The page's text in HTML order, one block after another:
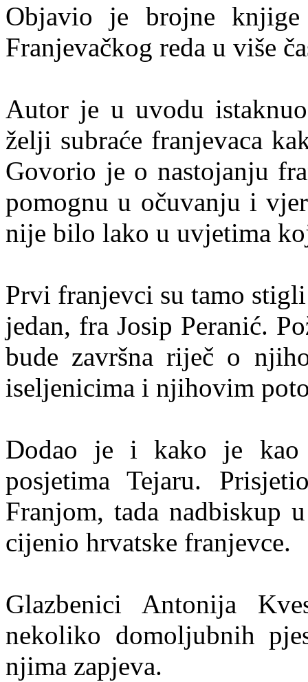
Objavio je brojne
Franjevačkog reda u više
Autor je u uvodu
želji subraće franjevaca
Govorio je o nastojanju
pomognu u očuvanju i
nije bilo lako u uvjetima
Prvi franjevci su tamo
jedan, fra Josip Peranić.
bude završna riječ o
iseljenicima i njihovim
Dodao je i kako je
posjetima Tejaru.
Franjom, tada nadbiskup
cijenio hrvatske franjevce.
Glazbenici Antonija
nekoliko domoljubnih
njima zapjeva.